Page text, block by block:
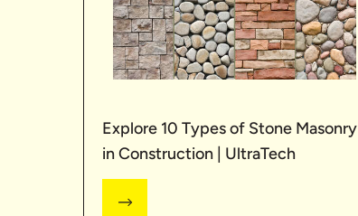
Explore 10 Types of Stone Masonry
in Construction | UltraTech